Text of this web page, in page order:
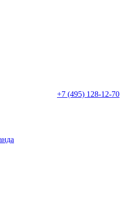
+7 (495) 128-12-70